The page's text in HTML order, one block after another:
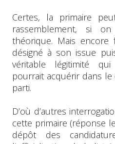
Certes, la primaire
rassemblement, si
théorique. Mais
désigné à son issue
véritable légitimité
pourrait acquérir dans le
parti.
D’où d’autres
cette primaire (réponse
dépôt des